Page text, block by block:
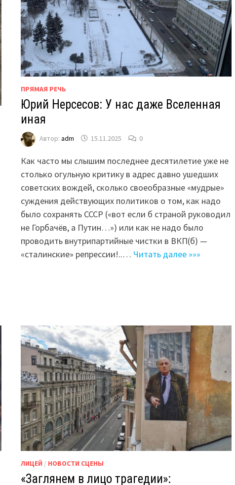
ПРЯМАЯ РЕЧЬ
Юрий Нерсесов: У нас даже Вселенная
иная
Автор: adm 15.11.2025 0
Как часто мы слышим последнее десятилетие уже не
столько огульную критику в адрес давно ушедших
советских вождей, сколько своеобразные «мудрые»
суждения действующих политиков о том, как надо
было сохранять СССР («вот если б страной руководил
не Горбачёв, а Путин…») или как не надо было
проводить внутрипартийные чистки в ВКП(б) —
«сталинские» репрессии!..… Читать далее »»»
ЛИЦЕЙ / НОВОСТИ СЦЕНЫ
«Заглянем в лицо трагедии»: